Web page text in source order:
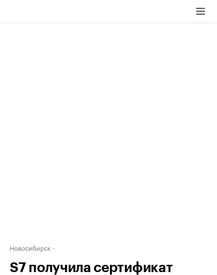
Новосибирск
S7 получила сертификат